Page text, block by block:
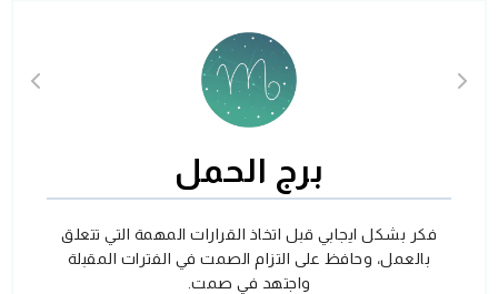
برج الحمل
فكر بشكل ايجابي قبل اتخاذ القرارات المهمة التي تتعلق
بالعمل، وحافظ على التزام الصمت في الفترات المقبلة
واجتهد في صمت.